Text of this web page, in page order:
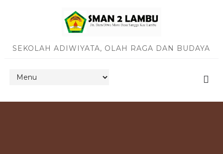
SEKOLAH ADIWIYATA, OLAH RAGA DAN BUDAYA